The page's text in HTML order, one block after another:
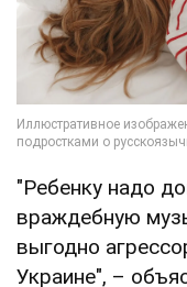
"Ребенку надо
враждебную
выгодно
Украине", –